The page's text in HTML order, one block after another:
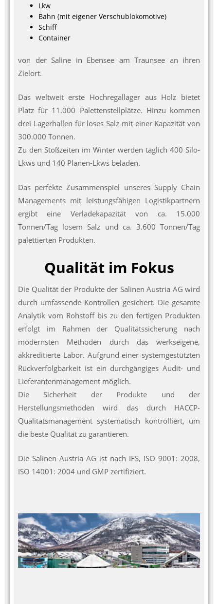
Lkw
Bahn (mit eigener Verschublokomotive)
Schiff
Container
von der Saline in Ebensee am Traunsee an ihren
Zielort.
Das weltweit erste Hochregallager aus Holz bietet
Platz für 11.000 Palettenstellplätze. Hinzu kommen
drei Lagerhallen für loses Salz mit einer Kapazität von
300.000 Tonnen.
Zu den Stoßzeiten im Winter werden täglich 400 Silo-
Lkws und 140 Planen-Lkws beladen.
Das perfekte Zusammenspiel unseres Supply Chain
Managements mit leistungsfähigen Logistikpartnern
ergibt eine Verladekapazität von ca. 15.000
Tonnen/Tag losem Salz und ca. 3.600 Tonnen/Tag
palettierten Produkten.
Qualität im Fokus
Die Qualität der Produkte der Salinen Austria AG wird
durch umfassende Kontrollen gesichert. Die gesamte
Analytik vom Rohstoff bis zu den fertigen Produkten
erfolgt im Rahmen der Qualitätssicherung nach
modernsten Methoden durch das werkseigene,
akkreditierte Labor. Aufgrund einer systemgestützten
Rückverfolgbarkeit ist ein durchgängiges Audit- und
Lieferantenmanagement möglich.
Die Sicherheit der Produkte und der
Herstellungsmethoden wird das durch HACCP-
Qualitätsmanagement systematisch kontrolliert, um
die beste Qualität zu garantieren.
Die Salinen Austria AG ist nach IFS, ISO 9001: 2008,
ISO 14001: 2004 und GMP zertifiziert.